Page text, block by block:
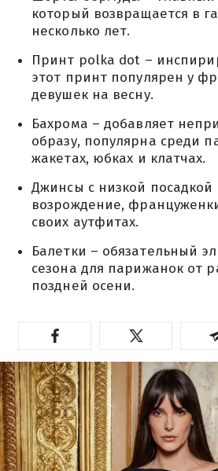
который возвращается в
несколько лет.
Принт polka dot –
этот принт популярен у
девушек на весну.
Бахрома – добавляет
образу, популярна среди
жакетах, юбках и клатчах.
Джинсы с низкой посадкой
возрождение,
своих аутфитах.
Балетки – обязательный
сезона для парижанок от
поздней осени.